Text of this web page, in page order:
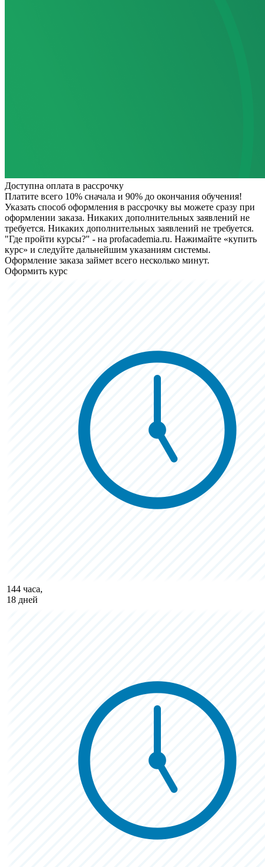
Доступна оплата в рассрочку
Платите всего 10% сначала и 90% до окончания обучения!
Указать способ оформления в рассрочку вы можете сразу при
оформлении заказа. Никаких дополнительных заявлений не
требуется. Никаких дополнительных заявлений не требуется.
"Где пройти курсы?" - на profacademia.ru. Нажимайте «купить
курс» и следуйте дальнейшим указаниям системы.
Оформление заказа займет всего несколько минут.
Оформить курс
144 часа,
18 дней